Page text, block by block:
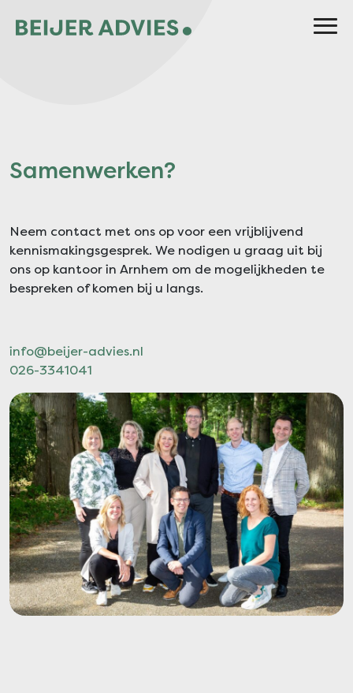
Samenwerken?
Neem contact met ons op voor een vrijblijvend
kennismakingsgesprek. We nodigen u graag uit bij
ons op kantoor in Arnhem om de mogelijkheden te
bespreken of komen bij u langs.
info@beijer-advies.nl
026-3341041